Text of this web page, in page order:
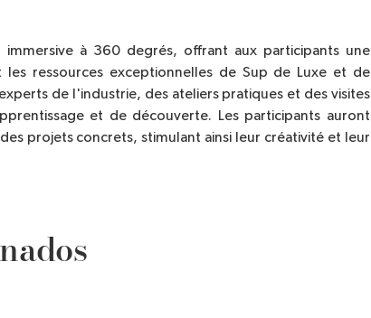
à 360 degrés, offrant aux participants une
les ressources exceptionnelles de Sup de Luxe et de
de l'industrie, des ateliers pratiques et des visites
et de découverte.
Les participants auront
projets concrets, stimulant ainsi leur créativité et leur